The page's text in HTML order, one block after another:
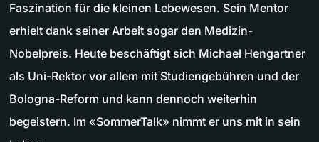
Faszination für die kleinen Lebewesen. Sein Mentor
erhielt dank seiner Arbeit sogar den Medizin-
Nobelpreis. Heute beschäftigt sich Michael Hengartner
als Uni-Rektor vor allem mit Studiengebühren und der
Bologna-Reform und kann dennoch weiterhin
begeistern. Im «SommerTalk» nimmt er uns mit in sein